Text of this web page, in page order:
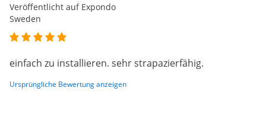
Veröffentlicht auf Expondo
Sweden
einfach zu installieren. sehr strapazierfähig.
Ursprüngliche Bewertung anzeigen